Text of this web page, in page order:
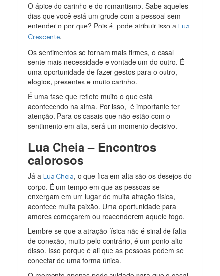
O ápice do carinho e do romantismo. Sabe aqueles
dias que você está um grude com a pessoal sem
entender o por que? Pois é, pode atribuir isso aLua
Crescente.
Os sentimentos se tornam mais firmes, o casal
sente mais necessidade e vontade um do outro. É
uma oportunidade de fazer gestos para o outro,
elogios, presentes e muito carinho.
É uma fase que reflete muito o que está
acontecendo na alma. Por isso, é importante ter
atenção. Para os casais que não estão com o
sentimento em alta, será um momento decisivo.
Lua Cheia – Encontros
calorosos
Já aLua Cheia, o que fica em alta são os desejos do
corpo. É um tempo em que as pessoas se
enxergam em um lugar de muita atração física,
acontece muita paixão. Uma oportunidade para
amores começarem ou reacenderem aquele fogo.
Lembre-se que a atração física não é sinal de falta
de conexão, muito pelo contrário, é um ponto alto
disso. Isso porque é ali que as pessoas podem se
conectar de uma forma única.